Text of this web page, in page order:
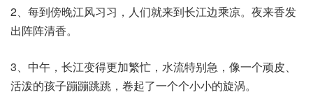
2、每到傍晚江风习习，人们就来到长江边乘凉。夜来香发
出阵阵清香。
3、中午，长江变得更加繁忙，水流特别急，像一个顽皮、
活泼的孩子蹦蹦跳跳，卷起了一个个小小的旋涡。